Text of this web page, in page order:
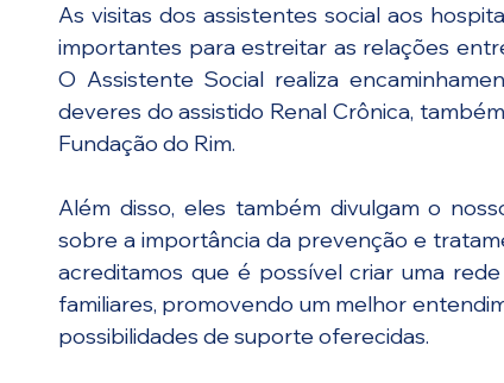
As visitas dos assistentes social aos
importantes para estreitar as relações
O Assistente Social realiza
deveres do assistido Renal Crônica,
Fundação do Rim.
Além disso, eles também divulgam o
sobre a importância da prevenção e
acreditamos que é possível criar uma
familiares, promovendo um melhor
possibilidades de suporte oferecidas.